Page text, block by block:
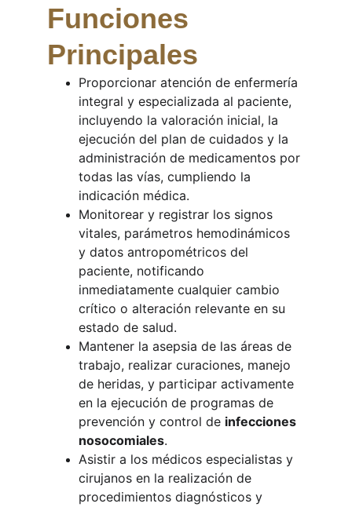
Funciones
Principales
Proporcionar atención de enfermería
integral y especializada al paciente,
incluyendo la valoración inicial, la
ejecución del plan de cuidados y la
administración de medicamentos por
todas las vías, cumpliendo la
indicación médica.
Monitorear y registrar los signos
vitales, parámetros hemodinámicos
y datos antropométricos del
paciente, notificando
inmediatamente cualquier cambio
crítico o alteración relevante en su
estado de salud.
Mantener la asepsia de las áreas de
trabajo, realizar curaciones, manejo
de heridas, y participar activamente
en la ejecución de programas de
prevención y control de infecciones
nosocomiales.
Asistir a los médicos especialistas y
cirujanos en la realización de
procedimientos diagnósticos y